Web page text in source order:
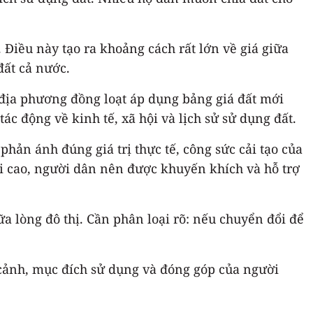
này tạo ra khoảng cách rất lớn về giá giữa
cả nước.
phương đồng loạt áp dụng bảng giá đất mới
động về kinh tế, xã hội và lịch sử sử dụng đất.
ánh đúng giá trị thực tế, công sức cải tạo của
người dân nên được khuyến khích và hỗ trợ
lòng đô thị. Cần phân loại rõ: nếu chuyển đổi để
mục đích sử dụng và đóng góp của người